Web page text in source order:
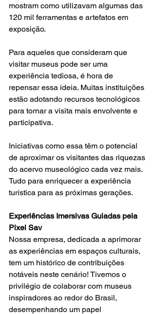
mostram como utilizavam algumas das
120 mil ferramentas e artefatos em
exposição.
Para aqueles que consideram que
visitar museus pode ser uma
experiência tediosa, é hora de
repensar essa ideia. Muitas instituições
estão adotando recursos tecnológicos
para tornar a visita mais envolvente e
participativa.
Iniciativas como essa têm o potencial
de aproximar os visitantes das riquezas
do acervo museológico cada vez mais.
Tudo para enriquecer a experiência
turística para as próximas gerações.
Experiências Imersivas Guiadas pela
Pixel Sav
Nossa empresa, dedicada a aprimorar
as experiências em espaços culturais,
tem um histórico de contribuições
notáveis neste cenário! Tivemos o
privilégio de colaborar com museus
inspiradores ao redor do Brasil,
desempenhando um papel